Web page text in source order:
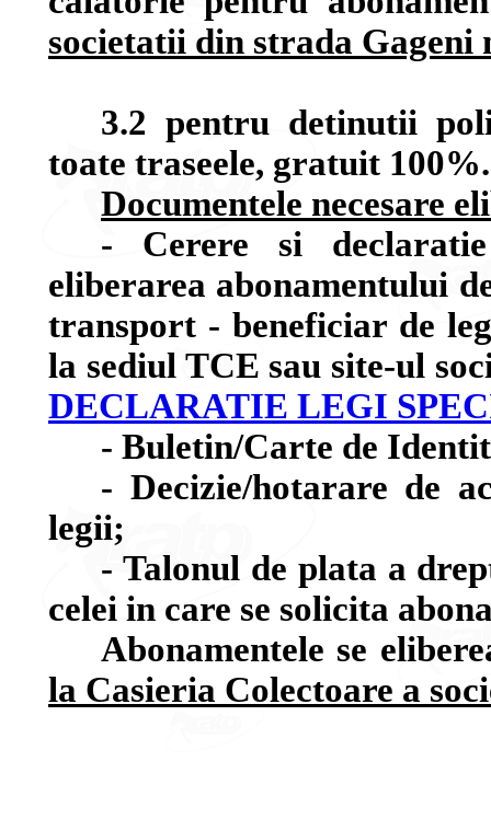
societatii din strada Gageni
3.2 pentru detinutii
toate traseele, gratuit 100%.
Documentele necesare
- Cerere si
eliberarea abonamentului
transport - beneficiar de
la sediul TCE sau site-ul
DECLARATIE LEGI
- Buletin/Carte de
- Decizie/hotarare de
legii;
- Talonul de plata a
celei in care se solicita
Abonamentele se
la Casieria Colectoare a